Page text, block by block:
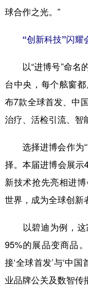
北京 天
辽宁 吉
浙江 安
山东 河
广东 广
四川 贵
陕西 甘
新疆 内
多语种频道
English
球合作之光。”
“创新科技”闪耀
以“进博号”命名的
台中央，每个舷窗
布7款全球首发、中
治疗、活检引流、智
选择进博会作为“
择。本届进博会展示
新技术抢先亮相进
世界，成为全球创新
以碧迪为例，这
95%的展品变商品
接‘全球首发’与‘中
业品牌公关及数智传